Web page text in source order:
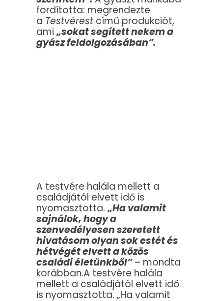
fordította: megrendezte
a Testvérest című produkciót,
ami„sokat segített nekem a
gyász feldolgozásában”.
A testvére halála mellett a
családjától elvett idő is
nyomasztotta.„Ha valamit
sajnálok, hogy a
szenvedélyesen szeretett
hivatásom olyan sok estét és
hétvégét elvett a közös
családi életünkből”– mondta
korábban.A testvére halála
mellett a családjától elvett idő
is nyomasztotta. „Ha valamit